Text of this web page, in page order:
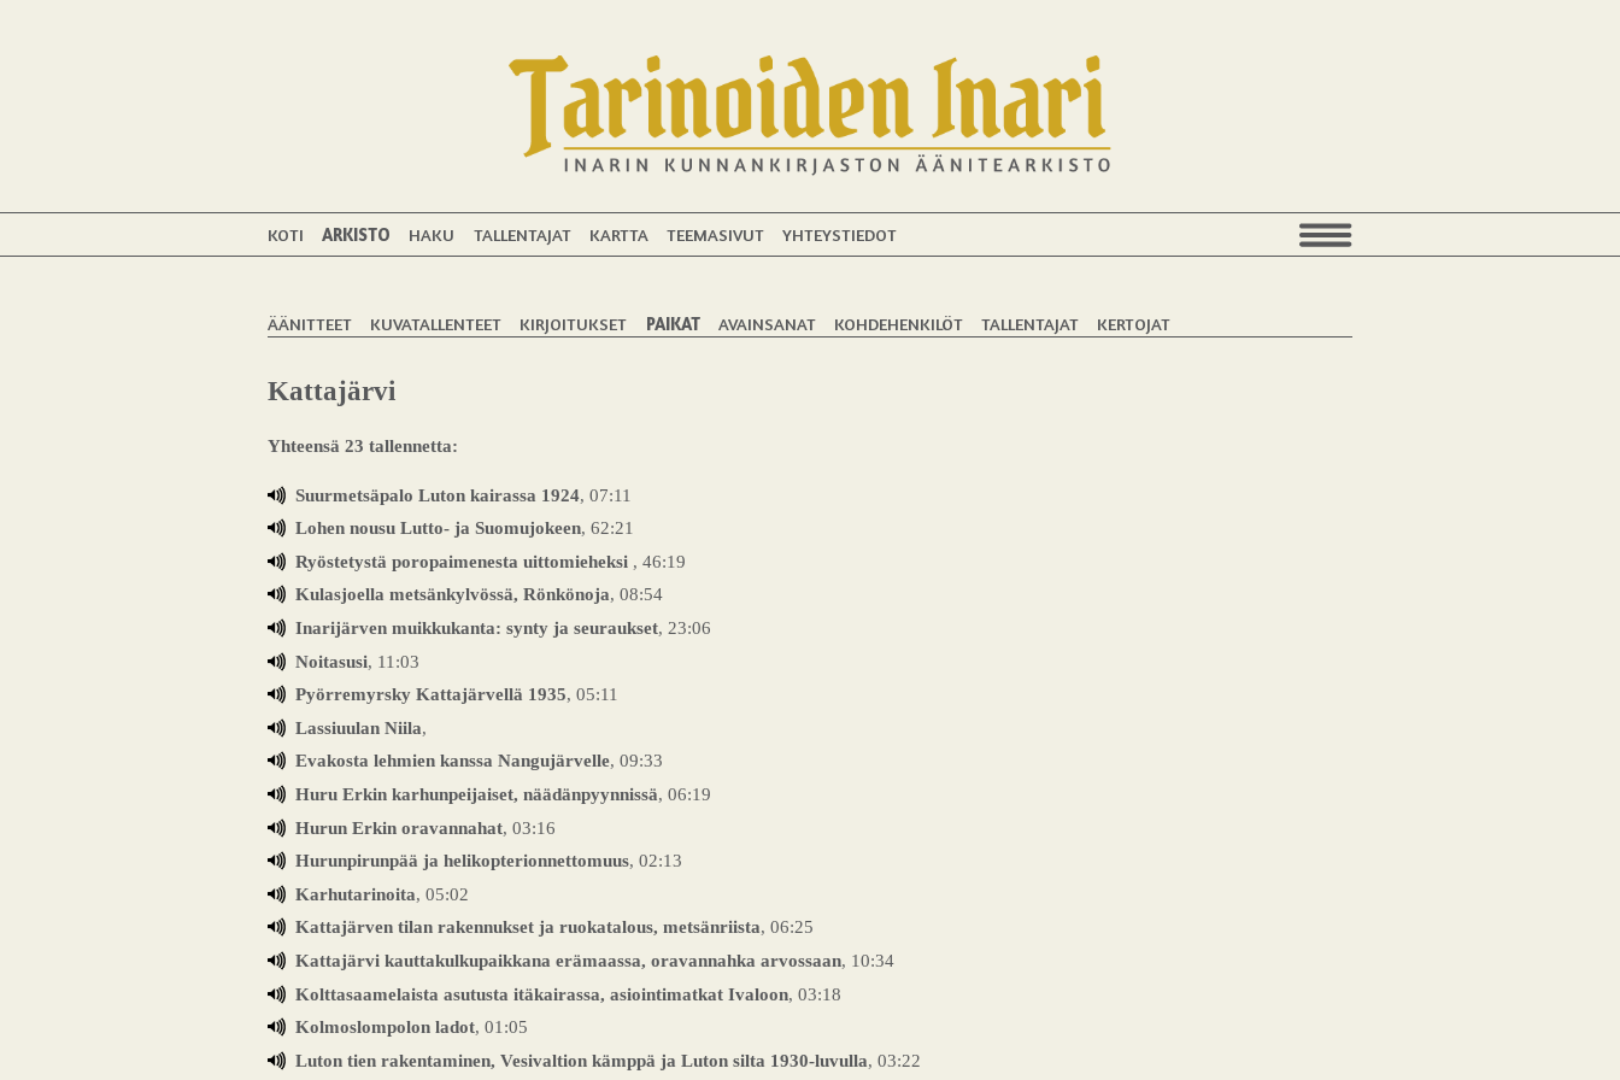
KOTI ARKISTO HAKU TALLENTAJAT KARTTA TEEMASIVUT YHTEYSTIEDOT
ÄÄNITTEET KUVATALLENTEET KIRJOITUKSET PAIKAT AVAINSANAT KOHDEHENKILÖT TALLENTAJAT KERTOJAT
Kattajärvi
Yhteensä 23 tallennetta:
Suurmetsäpalo Luton kairassa 1924, 07:11
Lohen nousu Lutto- ja Suomujokeen, 62:21
Ryöstetystä poropaimenesta uittomieheksi , 46:19
Kulasjoella metsänkylvössä, Rönkönoja, 08:54
Inarijärven muikkukanta: synty ja seuraukset, 23:06
Noitasusi, 11:03
Pyörremyrsky Kattajärvellä 1935, 05:11
Lassiuulan Niila,
Evakosta lehmien kanssa Nangujärvelle, 09:33
Huru Erkin karhunpeijaiset, näädänpyynnissä, 06:19
Hurun Erkin oravannahat, 03:16
Hurunpirunpää ja helikopterionnettomuus, 02:13
Karhutarinoita, 05:02
Kattajärven tilan rakennukset ja ruokatalous, metsänriista, 06:25
Kattajärvi kauttakulkupaikkana erämaassa, oravannahka arvossaan, 10:34
Kolttasaamelaista asutusta itäkairassa, asiointimatkat Ivaloon, 03:18
Kolmoslompolon ladot, 01:05
Luton tien rakentaminen, Vesivaltion kämppä ja Luton silta 1930-luvulla, 03:22